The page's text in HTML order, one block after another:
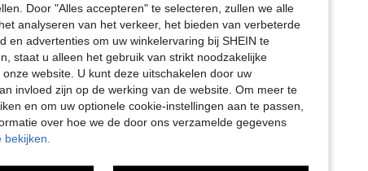
Nuttig (0)
Door "Alles accepteren" te selecteren, zullen we alle
analyseren van het verkeer, het bieden van verbeterde
en advertenties om uw winkelervaring bij SHEIN te
staat u alleen het gebruik van strikt noodzakelijke
website. U kunt deze uitschakelen door uw
invloed zijn op de werking van de website. Om meer te
en om uw optionele cookie-instellingen aan te passen,
over hoe we de door ons verzamelde gegevens